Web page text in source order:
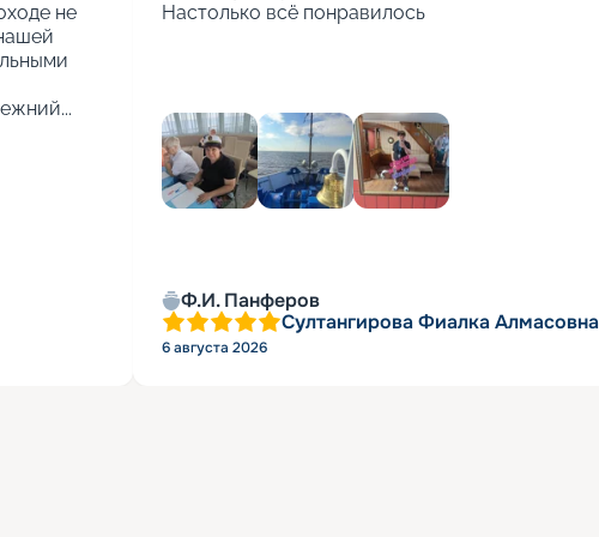
не
Настолько всё понравилось
Ф.И. Панферов
Султангирова Фиалка Алмасовна
6 августа 2026